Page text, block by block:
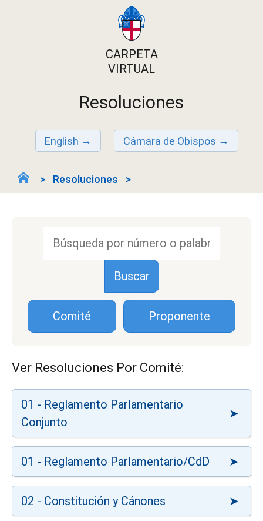
CARPETA
VIRTUAL
Resoluciones
English Cámara de Obispos
Resoluciones
Comité Proponente
Ver Resoluciones Por Comité:
01 - Reglamento Parlamentario
Conjunto
01 - Reglamento Parlamentario/CdD
02 - Constitución y Cánones